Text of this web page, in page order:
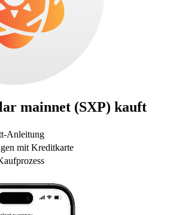
mainnet (SXP) kauft
Anleitung
mit Kreditkarte